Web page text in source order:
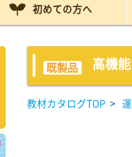
初めての方へ
既製品 高機
教材カタログTOP >